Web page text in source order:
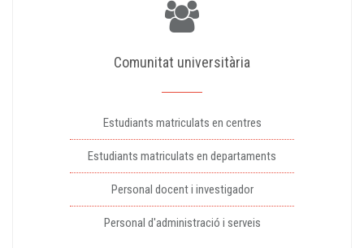
Comunitat universitària
Estudiants matriculats en centres
Estudiants matriculats en departaments
Personal docent i investigador
Personal d'administració i serveis